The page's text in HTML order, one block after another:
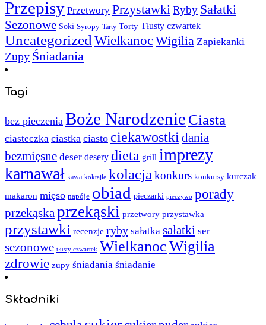
Przepisy Przetwory PrzystawkiRyby Sałatki
Sezonowe Soki Syropy Tarty Torty Tłusty czwartek
Uncategorized WielkanocWigilia Zapiekanki
Zupy Śniadania
Tagi
bez pieczenia Boże Narodzenie Ciasta
ciasteczka ciastka ciasto ciekawostki dania
bezmięsne deser desery dieta grill imprezy
karnawał kawa koktajle kolacja konkurs konkursy kurczak
makaron mięso napóje obiad pieczarki pieczywo porady
przekąskaprzekąski przetwory przystawka
przystawki recenzje ryby sałatka sałatki ser
sezonowe tłusty czwartek WielkanocWigilia
zdrowie zupy śniadania śniadanie
Składniki